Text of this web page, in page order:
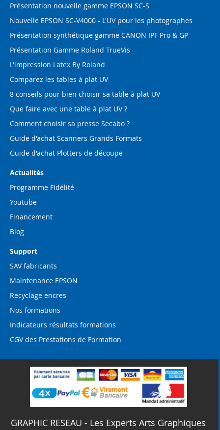
Présentation nouvelle gamme EPSON SC-S
Nouvelle EPSON SC-V4000 - L'UV pour les photographes
Présentation synthétique gamme CANON IPF Pro & GP
Présentation Gamme Roland TrueVis
L'impression Latex By Roland
Comparez les tables à plat UV
8 conseils pour bien choisir sa table à plat UV
Que faire avec une table à plat UV ?
Comment choisir sa presse Secabo ?
Guide d'achat Scanners Grands Formats
Guide d'achat Plotters de découpe
Actualités
Programme Fidélité
Youtube
Financement
Blog
Support
SAV fabricants
Maintenance EPSON
Recyclage encres
Nos formations
Indicateurs résultats formations
CGV des Prestations de Formation
GRAPHIC RESEAU - Les Experts Arts Graphiques